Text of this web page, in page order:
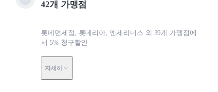
42개 가맹점
롯데면세점, 롯데리아, 엔제리너스 외 39개 가맹점에
서 5% 청구할인
자세히